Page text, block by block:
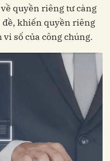
quyền riêng tư càng
khiến quyền riêng
số của công chúng.